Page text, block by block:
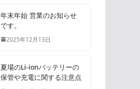
年末年始 営業のお知らせ
です。
2025年12月13日
夏場のLi-ionバッテリーの
保管や充電に関する注意点